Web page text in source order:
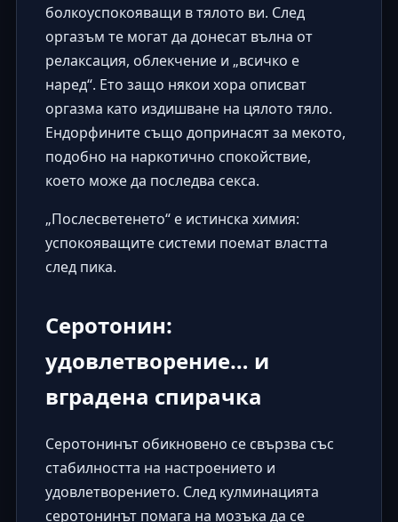
болкоуспокояващи в тялото ви. След
оргазъм те могат да донесат вълна от
релаксация, облекчение и „всичко е
наред“. Ето защо някои хора описват
оргазма като издишване на цялото тяло.
Ендорфините също допринасят за мекото,
подобно на наркотично спокойствие,
което може да последва секса.
„Послесветенето“ е истинска химия:
успокояващите системи поемат властта
след пика.
Серотонин:
удовлетворение… и
вградена спирачка
Серотонинът обикновено се свързва със
стабилността на настроението и
удовлетворението. След кулминацията
серотонинът помага на мозъка да се